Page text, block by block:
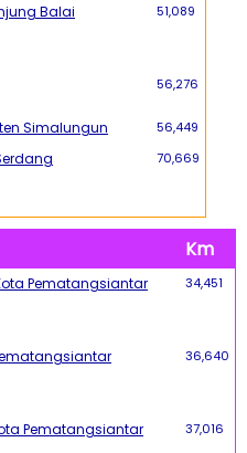
Balai 51,089
56,276
Simalungun 56,449
70,669
Km
Pematangsiantar 34,451
36,640
Pematangsiantar 37,016